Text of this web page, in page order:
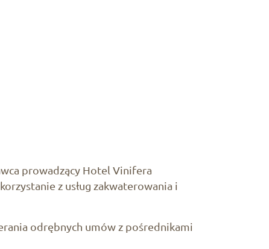
prowadzący Hotel Vinifera
z usług zakwaterowania i
odrębnych umów z pośrednikami